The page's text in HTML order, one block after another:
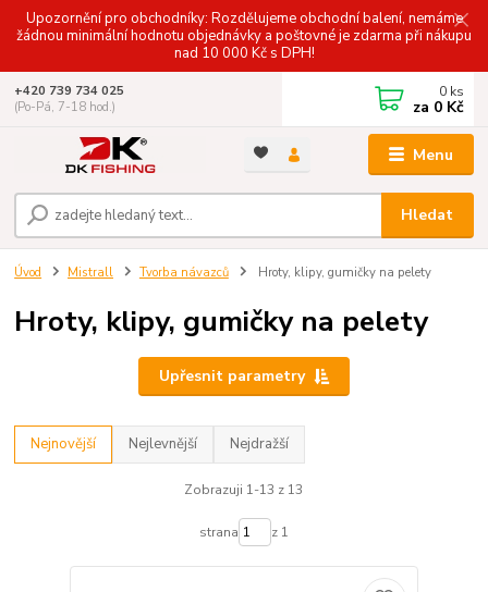
Upozornění pro obchodníky: Rozdělujeme obchodní balení, nemáme
žádnou minimální hodnotu objednávky a poštovné je zdarma při nákupu
nad 10 000 Kč s DPH!
Menu
Hledat
+420 739 734 025
(Po-Pá, 7-18 hod.)
0 ks
za 0 Kč
Úvod Mistrall Tvorba návazců Hroty, klipy, gumičky na pelety
Hroty, klipy, gumičky na pelety
Upřesnit parametry
Nejnovější Nejlevnější Nejdražší
Zobrazuji 1-13 z 13
strana z 1